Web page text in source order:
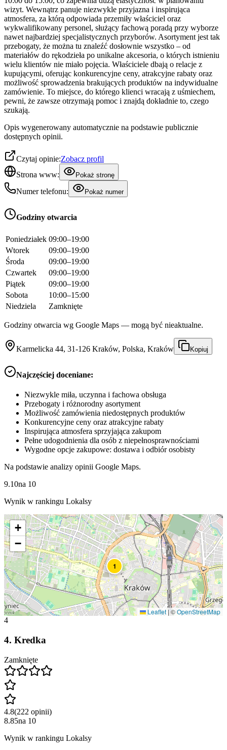
wizyt. Wewnątrz panuje niezwykle przyjazna i inspirująca
atmosfera, za którą odpowiada przemiły właściciel oraz
wykwalifikowany personel, służący fachową poradą przy wyborze
nawet najbardziej specjalistycznych przyborów. Asortyment jest tak
przebogaty, że można tu znaleźć dosłownie wszystko – od
materiałów do rękodzieła po unikalne akcesoria, o których istnieniu
wielu klientów nie miało pojęcia. Właściciele dbają o relacje z
kupującymi, oferując konkurencyjne ceny, atrakcyjne rabaty oraz
możliwość sprowadzenia brakujących produktów na indywidualne
zamówienie. To miejsce, do którego klienci wracają z uśmiechem,
pewni, że zawsze otrzymają pomoc i znajdą dokładnie to, czego
szukają.
Opis wygenerowany automatycznie na podstawie publicznie
dostępnych opinii.
Czytaj opinie:Zobacz profil
Strona www:
Pokaż stronę
Numer telefonu: Pokaż numer
Godziny otwarcia
Poniedziałek 09:00–19:00
Wtorek
09:00–19:00
Środa
09:00–19:00
Czwartek
09:00–19:00
Piątek
09:00–19:00
Sobota
10:00–15:00
Niedziela
Zamknięte
Godziny otwarcia wg Google Maps — mogą być nieaktualne.
Karmelicka 44, 31-126 Kraków, Polska, Kraków Kopiuj
Najczęściej doceniane:
Niezwykle miła, uczynna i fachowa obsługa
Przebogaty i różnorodny asortyment
Możliwość zamówienia niedostępnych produktów
Konkurencyjne ceny oraz atrakcyjne rabaty
Inspirująca atmosfera sprzyjająca zakupom
Pełne udogodnienia dla osób z niepełnosprawnościami
Wygodne opcje zakupowe: dostawa i odbiór osobisty
Na podstawie analizy opinii Google Maps.
9.10na 10
Wynik w rankingu Lokalsy
1
+
−
Leaflet|©OpenStreetMap
4
4. Kredka
Zamknięte
4.8(222 opinii)
8.85na 10
Wynik w rankingu Lokalsy